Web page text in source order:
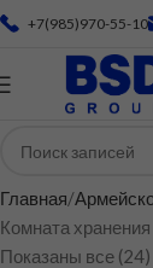
+7(985)970-55-10
Главная
Комната
Показаны все (24)